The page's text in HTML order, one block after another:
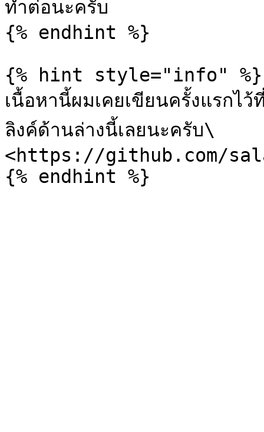
ทำต่อนะครับ
{% endhint %}
{% hint style="info" %}
เนื้อหานี้ผมเคยเขียนครั้งแรก
ลิงค์ด้านล่างนี้เลยนะครับ\
<https://github.com/